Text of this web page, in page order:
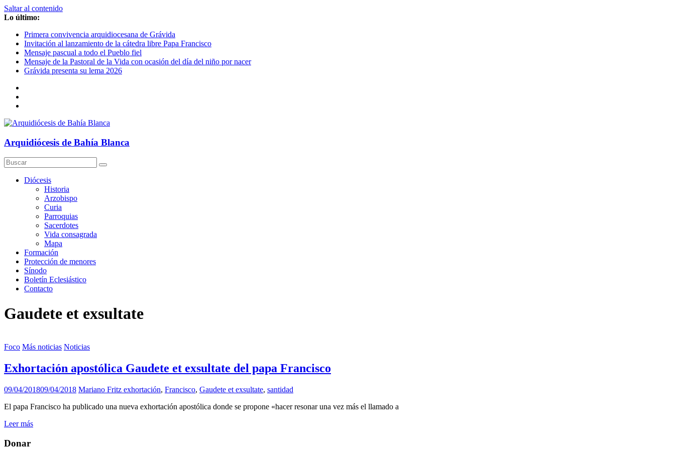
Saltar al contenido
Lo último:
Primera convivencia arquidiocesana de Grávida
Invitación al lanzamiento de la cátedra libre Papa Francisco
Mensaje pascual a todo el Pueblo fiel
Mensaje de la Pastoral de la Vida con ocasión del día del niño por nacer
Grávida presenta su lema 2026
Arquidiócesis de Bahía Blanca
Diócesis
Historia
Arzobispo
Curia
Parroquias
Sacerdotes
Vida consagrada
Mapa
Formación
Protección de menores
Sínodo
Boletín Eclesiástico
Contacto
Gaudete et exsultate
Foco Más noticias Noticias
Exhortación apostólica Gaudete et exsultate del papa Francisco
09/04/201809/04/2018 Mariano Fritz exhortación, Francisco, Gaudete et exsultate, santidad
El papa Francisco ha publicado una nueva exhortación apostólica donde se propone «hacer resonar una vez más el llamado a
Leer más
Donar